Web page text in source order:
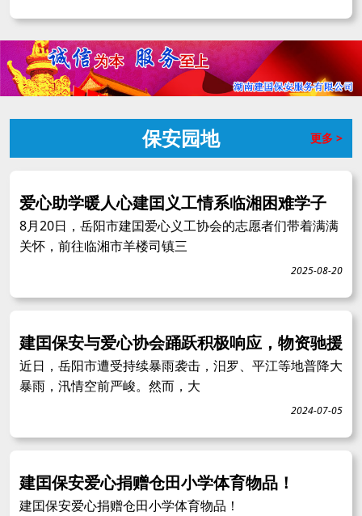
保安园地 更多 >
爱心助学暖人心建囯义工情系临湘困难学子
8月20日，岳阳市建囯爱心义工协会的志愿者们带着满满
关怀，前往临湘市羊楼司镇三
2025-08-20
建囯保安与爱心协会踊跃积极响应，物资驰援
近日，岳阳市遭受持续暴雨袭击，汨罗、平江等地普降大
暴雨，汛情空前严峻。然而，大
2024-07-05
建囯保安爱心捐赠仓田小学体育物品！
建囯保安爱心捐赠仓田小学体育物品！